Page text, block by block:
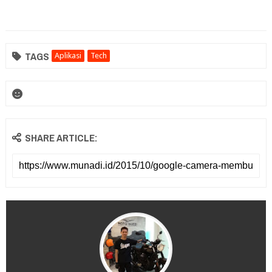
TAGS Aplikasi Tech
SHARE ARTICLE: